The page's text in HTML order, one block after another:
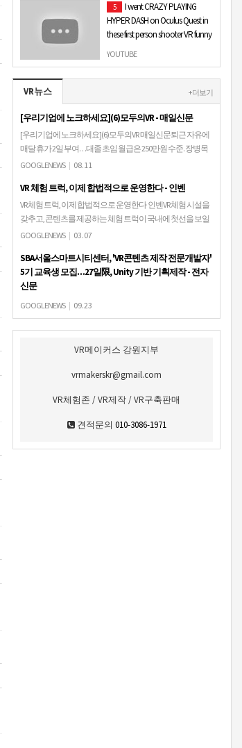
creators…
5
I went CRAZY PLAYING
HYPER DASH on Oculus Quest in
these first person shooter VR funny
This Game is a blast. Get ready to get
hyper in these funny vr moments. in
this game is in alpha and it's crazy.
Y'all h…
YOUTUBE
VR뉴스 + 더보기
[우리기업에 노크하세요](6)모두의VR - 매일신문
[우리기업에 노크하세요](6)모두의VR 매일신문퇴근 자유에
매달 휴가 2일 부여…대졸 초임 월급은 250만원 수준. 장병목
모두의VR 대표(왼쪽 첫번째)가 직원들과 회사를 소개하고 있
GOOGLENEWS | 08.11
VR 체험 트럭, 이제 합법적으로 운영한다 - 인벤
VR 체험 트럭, 이제 합법적으로 운영한다 인벤VR 체험 시설을
갖추고, 콘텐츠를 제공하는 체험 트럭이 국내에 첫선을 보일
수 있게 됐다. 과학기술정보통신부는 6일 제2차 신기술·서비
GOOGLENEWS | 03.07
SBA서울스마트시티센터, 'VR콘텐츠 제작 전문개발자'
5기 교육생 모집…27일限, Unity 기반 기획제작 - 전자
신문
SBA서울스마트시티센터, 'VR콘텐츠 제작 전문개발자' 5기 교
육생 모집…27일限, Unity 기반 기획제작 전자신문[전자신문
인터넷 박동선기자] 서울산업진흥원(대표 장영승, SBA)이 가
상현실409(VR) 산업경쟁…
GOOGLENEWS | 09.23
VR메이커스 강원지부
vrmakerskr@gmail.com
VR체험존 / VR제작 / VR구축판매
견적문의 010-3086-1971